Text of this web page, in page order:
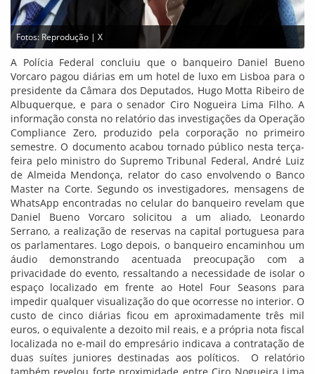
Fotos: Reprodução | X
A Polícia Federal concluiu que o banqueiro Daniel Bueno
Vorcaro pagou diárias em um hotel de luxo em Lisboa para o
presidente da Câmara dos Deputados, Hugo Motta Ribeiro de
Albuquerque, e para o senador Ciro Nogueira Lima Filho. A
informação consta no relatório das investigações da Operação
Compliance Zero, produzido pela corporação no primeiro
semestre. O documento acabou tornado público nesta terça-
feira pelo ministro do Supremo Tribunal Federal, André Luiz
de Almeida Mendonça, relator do caso envolvendo o Banco
Master na Corte. Segundo os investigadores, mensagens de
WhatsApp encontradas no celular do banqueiro revelam que
Daniel Bueno Vorcaro solicitou a um aliado, Leonardo
Serrano, a realização de reservas na capital portuguesa para
os parlamentares. Logo depois, o banqueiro encaminhou um
áudio demonstrando acentuada preocupação com a
privacidade do evento, ressaltando a necessidade de isolar o
espaço localizado em frente ao Hotel Four Seasons para
impedir qualquer visualização do que ocorresse no interior. O
custo de cinco diárias ficou em aproximadamente três mil
euros, o equivalente a dezoito mil reais, e a própria nota fiscal
localizada no e-mail do empresário indicava a contratação de
duas suítes juniores destinadas aos políticos.
O relatório